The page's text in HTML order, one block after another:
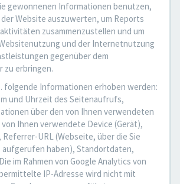
gewonnenen Informationen benutzen,
Website auszuwerten, um Reports
zusammenzustellen und um
und der Internetnutzung
gegenüber dem
zu erbringen.
folgende Informationen erhoben werden:
und Uhrzeit des Seitenaufrufs,
über den von Ihnen verwendeten
Ihnen verwendete Device (Gerät),
URL (Webseite, über die Sie
aufgerufen haben), Standortdaten,
im Rahmen von Google Analytics von
IP-Adresse wird nicht mit